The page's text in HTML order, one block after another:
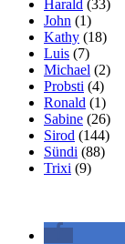
Harald (33)
John (1)
Kathy (18)
Luis (7)
Michael (2)
Probsti (4)
Ronald (1)
Sabine (26)
Sirod (144)
Sündi (88)
Trixi (9)